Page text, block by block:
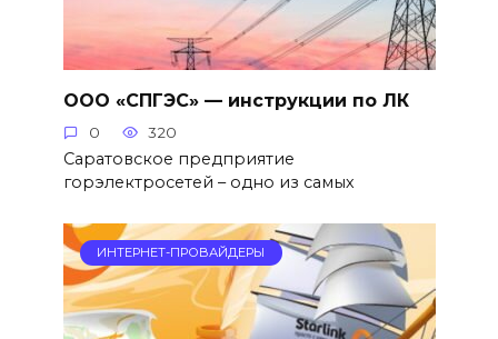
ООО «СПГЭС» — инструкции по ЛК
0 320
Саратовское предприятие
горэлектросетей – одно из самых
ИНТЕРНЕТ-ПРОВАЙДЕРЫ